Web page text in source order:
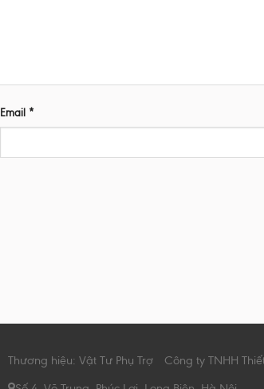
Email *
Thương hiệu: Vật Tư Phụ Trợ
Công ty TNHH